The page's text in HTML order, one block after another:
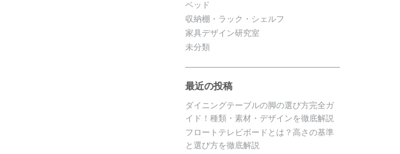
ベッド
収納棚・ラック・シェルフ
家具デザイン研究室
未分類
最近の投稿
ダイニングテーブルの脚の選び方完全ガ
イド！種類・素材・デザインを徹底解説
フロートテレビボードとは？高さの基準
と選び方を徹底解説